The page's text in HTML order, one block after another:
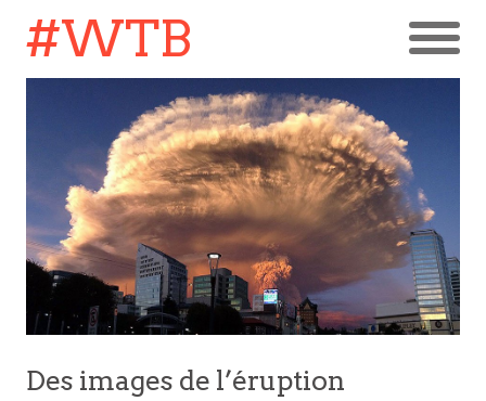
#WTB
Des images de l’éruption